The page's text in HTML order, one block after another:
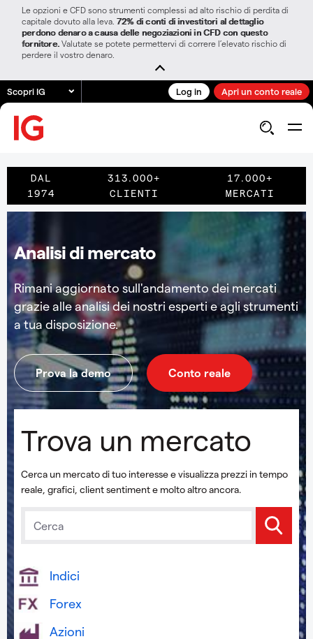
Le opzioni e CFD sono strumenti complessi ad alto rischio di perdita di
capitale dovuto alla leva. 72% di conti di investitori al dettaglio
perdono denaro a causa delle negoziazioni in CFD con questo
fornitore. Valutate se potete permettervi di correre l’elevato rischio di
perdere il vostro denaro.
Scopri IG Log in Apri un conto reale
DAL
1974
313.000+
CLIENTI
17.000+
MERCATI
Analisi di mercato
Rimani aggiornato sull'andamento dei mercati
grazie alle analisi dei nostri esperti e agli strumenti
a tua disposizione.
Prova la demo Conto reale
Trova un mercato
Cerca un mercato di tuo interesse e visualizza prezzi in tempo
reale, grafici, client sentiment e molto altro ancora.
Indici
Forex
Azioni